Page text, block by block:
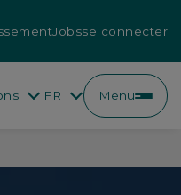
Jobsse connecter
FR Menu